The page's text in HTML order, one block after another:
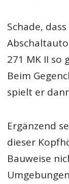
Schade,
271 MK II so
Beim
spielt er
Ergänzend
dieser
Bauweise